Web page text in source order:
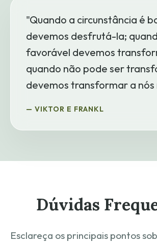
"Quando a circunstância é
devemos desfrutá-la;
favorável devemos
quando não pode ser
devemos transformar a nós
— VIKTOR E FRANKL
Dúvidas
Esclareça os principais pontos